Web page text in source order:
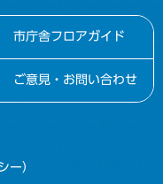
市庁舎フロアガイド
ご意見・お問い合わせ
ー）